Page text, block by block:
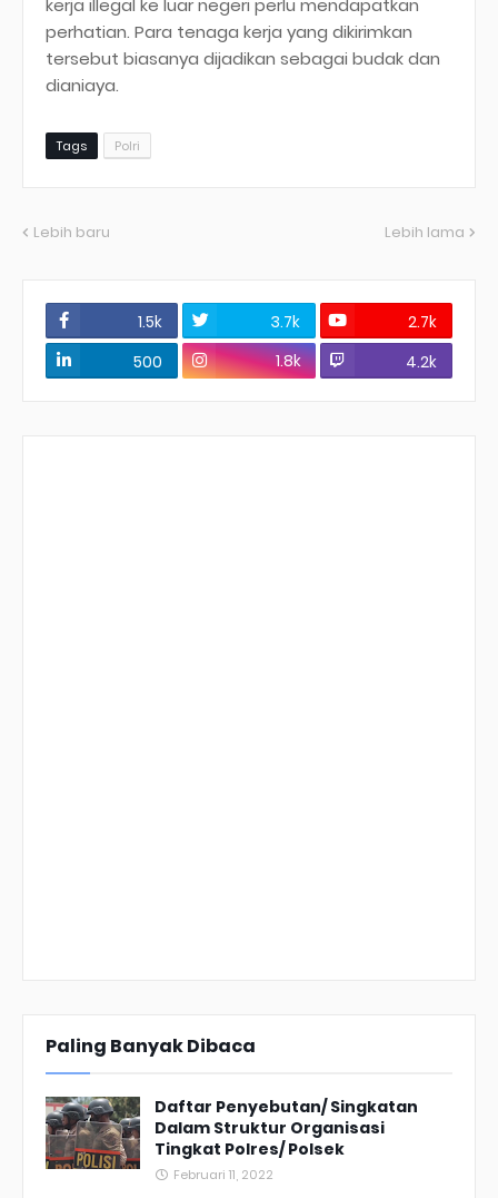
kerja illegal ke luar negeri perlu mendapatkan
perhatian. Para tenaga kerja yang dikirimkan
tersebut biasanya dijadikan sebagai budak dan
dianiaya.
Tags Polri
Lebih baru Lebih lama
1.5k 3.7k
2.7k
500
1.8k 4.2k
Paling Banyak Dibaca
Daftar Penyebutan/ Singkatan
Dalam Struktur Organisasi
Tingkat Polres/ Polsek
Februari 11, 2022